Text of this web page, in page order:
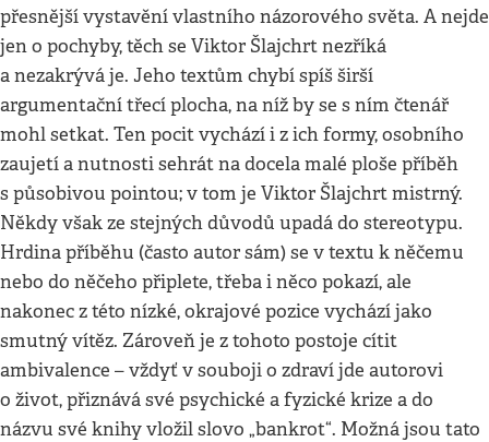
přesnější vystavění vlastního názorového světa. A nejde
jen o pochyby, těch se Viktor Šlajchrt nezříká
a nezakrývá je. Jeho textům chybí spíš širší
argumentační třecí plocha, na níž by se s ním čtenář
mohl setkat. Ten pocit vychází i z ich formy, osobního
zaujetí a nutnosti sehrát na docela malé ploše příběh
s působivou pointou; v tom je Viktor Šlajchrt mistrný.
Někdy však ze stejných důvodů upadá do stereotypu.
Hrdina příběhu (často autor sám) se v textu k něčemu
nebo do něčeho připlete, třeba i něco pokazí, ale
nakonec z této nízké, okrajové pozice vychází jako
smutný vítěz. Zároveň je z tohoto postoje cítit
ambivalence – vždyť v souboji o zdraví jde autorovi
o život, přiznává své psychické a fyzické krize a do
názvu své knihy vložil slovo „bankrot“. Možná jsou tato